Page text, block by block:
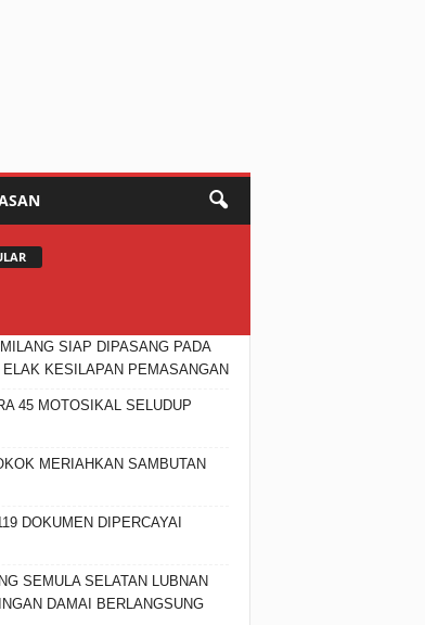
SIAP DIPASANG PADA
ELAK KESILAPAN PEMASANGAN
45 MOTOSIKAL SELUDUP
MERIAHKAN SAMBUTAN
DOKUMEN DIPERCAYAI
SEMULA SELATAN LUBNAN
DAMAI BERLANGSUNG